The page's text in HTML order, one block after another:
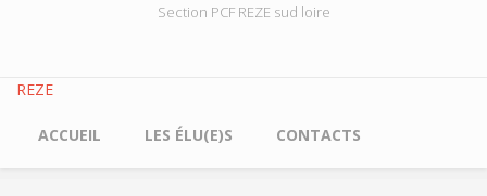
Section PCF REZE sud loire
REZE
ACCUEIL LES ÉLU(E)S CONTACTS